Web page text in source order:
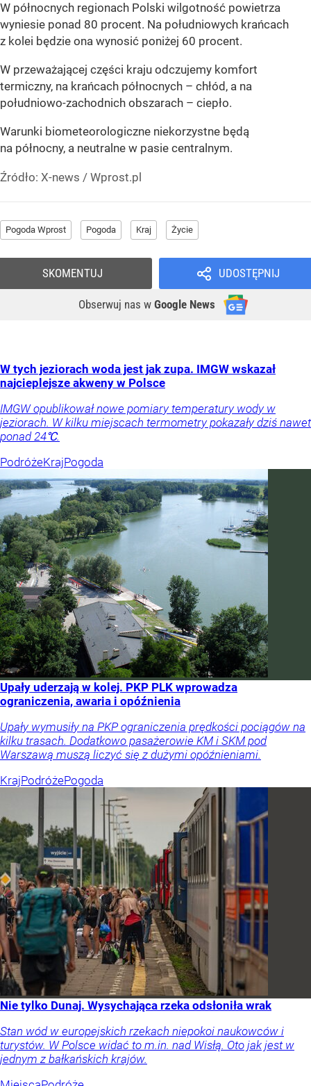
W północnych regionach Polski wilgotność powietrza
wyniesie ponad 80 procent. Na południowych krańcach
z kolei będzie ona wynosić poniżej 60 procent.
W przeważającej części kraju odczujemy komfort
termiczny, na krańcach północnych – chłód, a na
południowo-zachodnich obszarach – ciepło.
Warunki biometeorologiczne niekorzystne będą
na północny, a neutralne w pasie centralnym.
Źródło: X-news / Wprost.pl
Pogoda Wprost Pogoda Kraj Życie
UDOSTĘPNIJ
Obserwuj nas w Google News
SKOMENTUJ
W tych jeziorach woda jest jak zupa. IMGW wskazał
najcieplejsze akweny w Polsce
IMGW opublikował nowe pomiary temperatury wody w
jeziorach. W kilku miejscach termometry pokazały dziś nawet
ponad 24℃.
PodróżeKrajPogoda
Upały uderzają w kolej. PKP PLK wprowadza
ograniczenia, awaria i opóźnienia
Upały wymusiły na PKP ograniczenia prędkości pociągów na
kilku trasach. Dodatkowo pasażerowie KM i SKM pod
Warszawą muszą liczyć się z dużymi opóźnieniami.
KrajPodróżePogoda
Nie tylko Dunaj. Wysychająca rzeka odsłoniła wrak
Stan wód w europejskich rzekach niepokoi naukowców i
turystów. W Polsce widać to m.in. nad Wisłą. Oto jak jest w
jednym z bałkańskich krajów.